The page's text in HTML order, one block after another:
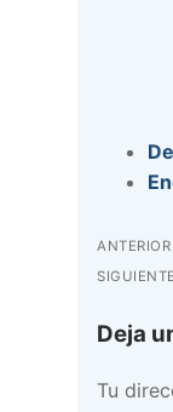
ANTERIOR
SIGUIENTE
Deja
Tu